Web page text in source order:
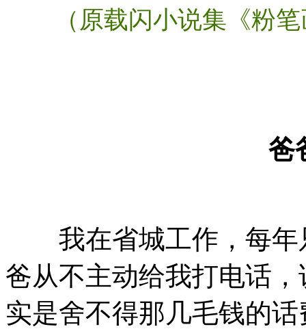
（原载闪小说集《粉笔
爸
我在省城工作，每年
爸从不主动给我打电话
实是舍不得那几毛钱的话